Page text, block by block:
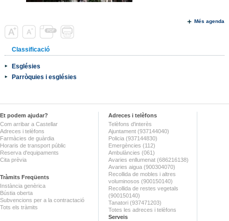
Més agenda
Classificació
Esglésies
Parròquies i esglésies
Et podem ajudar?
Com arribar a Castellar
Adreces i telèfons
Farmàcies de guàrdia
Horaris de transport públic
Reserva d'equipaments
Cita prèvia
Tràmits Freqüents
Instància genèrica
Bústia oberta
Subvencions per a la contractació
Tots els tràmits
Adreces i telèfons
Telèfons d'interès
Ajuntament (937144040)
Policia (937144830)
Emergències (112)
Ambulàncies (061)
Avaries enllumenat (686216138)
Avaries aigua (900304070)
Recollida de mobles i altres
voluminosos (900150140)
Recollida de restes vegetals
(900150140)
Tanatori (937471203)
Totes les adreces i telèfons
Serveis